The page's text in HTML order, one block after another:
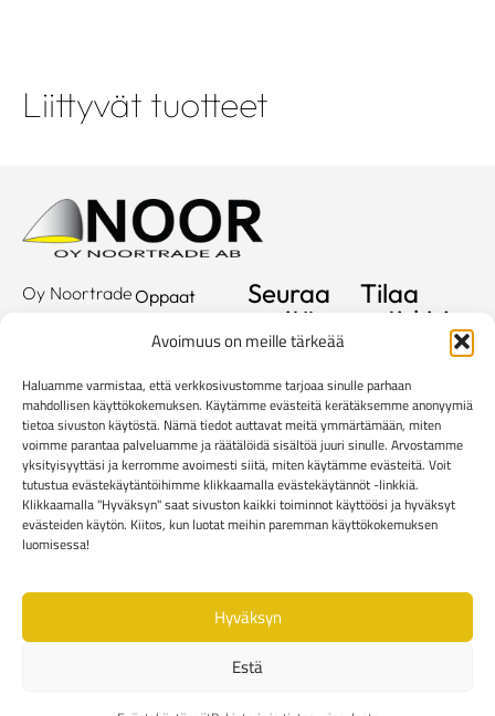
Avoimuus on meille tärkeää
Haluamme varmistaa, että verkkosivustomme tarjoaa sinulle parhaan
mahdollisen käyttökokemuksen. Käytämme evästeitä kerätäksemme anonyymiä
tietoa sivuston käytöstä. Nämä tiedot auttavat meitä ymmärtämään, miten
voimme parantaa palveluamme ja räätälöidä sisältöä juuri sinulle. Arvostamme
yksityisyyttäsi ja kerromme avoimesti siitä, miten käytämme evästeitä. Voit
tutustua evästekäytäntöihimme klikkaamalla evästekäytännöt -linkkiä.
Klikkaamalla "Hyväksyn" saat sivuston kaikki toiminnot käyttöösi ja hyväksyt
evästeiden käytön. Kiitos, kun luotat meihin paremman käyttökokemuksen
luomisessa!
Hyväksyn
Estä
Liittyvät tuotteet
Oy Noortrade
Hallimestarinkatu
20780
Kaarina
info@noortrade.fi
+358 2 51 22
500
Oppaat
Kuvastot
Showroom
Yritys
Yhteystiedot
Ajankohtaista
Seuraa
meitä
Tilaa
uutiskirje
Rekisteri- ja tietosuojaseloste
Kuluttaja-asiakkaiden toimitusehdot
Evästekäytännöt